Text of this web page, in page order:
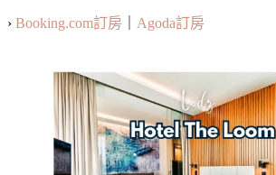
› Booking.com訂房 Agoda訂房